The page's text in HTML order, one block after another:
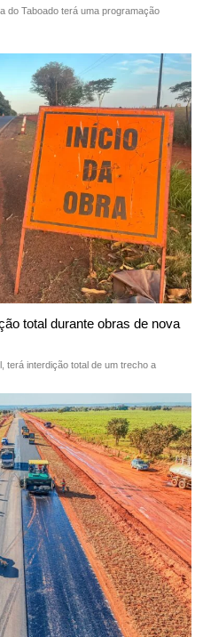
do Taboado terá uma programação
total durante obras de nova
terá interdição total de um trecho a